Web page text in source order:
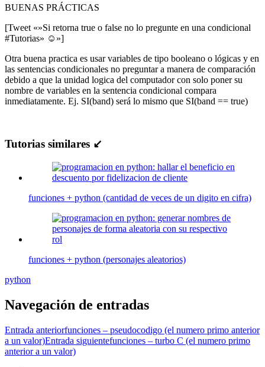
BUENAS PRÁCTICAS
[Tweet «»Si retorna true o false no lo pregunte en una condicional
#Tutorias» ☺»]
Otra buena practica es usar variables de tipo booleano o lógicas y en
las sentencias condicionales no preguntar a manera de comparación
debido a que la unidad logica del computador con solo poner su
nombre de variables en la sentencia condicional compara
inmediatamente. Ej. SI(band) será lo mismo que SI(band == true)
Tutorias similares ↙
funciones + python (cantidad de veces de un digito en cifra)
funciones + python (personajes aleatorios)
python
Navegación de entradas
Entrada anteriorfunciones – pseudocodigo (el numero primo anterior
a un valor)Entrada siguientefunciones – turbo C (el numero primo
anterior a un valor)